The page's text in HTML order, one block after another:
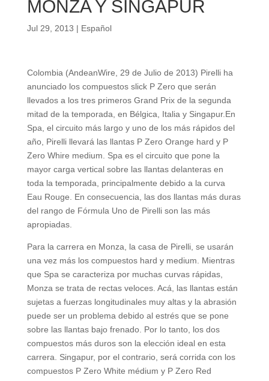
MONZA Y SINGAPUR
Jul 29, 2013 | Español
Colombia (AndeanWire, 29 de Julio de 2013) Pirelli ha
anunciado los compuestos slick P Zero que serán
llevados a los tres primeros Grand Prix de la segunda
mitad de la temporada, en Bélgica, Italia y Singapur.En
Spa, el circuito más largo y uno de los más rápidos del
año, Pirelli llevará las llantas P Zero Orange hard y P
Zero Whire medium. Spa es el circuito que pone la
mayor carga vertical sobre las llantas delanteras en
toda la temporada, principalmente debido a la curva
Eau Rouge. En consecuencia, las dos llantas más duras
del rango de Fórmula Uno de Pirelli son las más
apropiadas.
Para la carrera en Monza, la casa de Pirelli, se usarán
una vez más los compuestos hard y medium. Mientras
que Spa se caracteriza por muchas curvas rápidas,
Monza se trata de rectas veloces. Acá, las llantas están
sujetas a fuerzas longitudinales muy altas y la abrasión
puede ser un problema debido al estrés que se pone
sobre las llantas bajo frenado. Por lo tanto, los dos
compuestos más duros son la elección ideal en esta
carrera. Singapur, por el contrario, será corrida con los
compuestos P Zero White médium y P Zero Red